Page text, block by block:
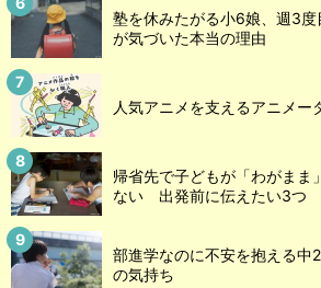
塾を休みたがる小6娘、週3
が気づいた本当の理由
人気アニメを支えるアニメー
帰省先で子どもが「わがまま
ない 出発前に伝えたい3つ
部進学なのに不安を抱える中
の気持ち